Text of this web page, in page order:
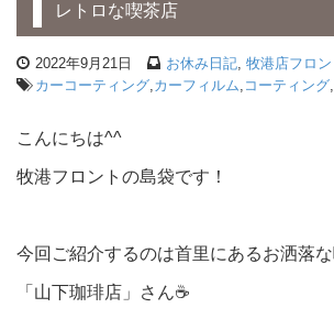
レトロな喫茶店
2022年9月21日 お休み日記, 牧港店フロン
カーコーティング,カーフィルム, コーティング,
こんにちは^^
牧港フロントの島袋です！
今回ご紹介するのは首里にあるお洒落
「山下珈琲店」さん☕